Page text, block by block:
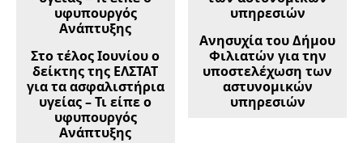
Στο τέλος Ιουνίου ο
δείκτης της ΕΛΣΤΑΤ
για τα ασφαλιστήρια
υγείας – Τι είπε ο
υφυπουργός
Ανάπτυξης
Ανησυχία του Δήμου
Φιλιατών για την
υποστελέχωση των
αστυνομικών
υπηρεσιών